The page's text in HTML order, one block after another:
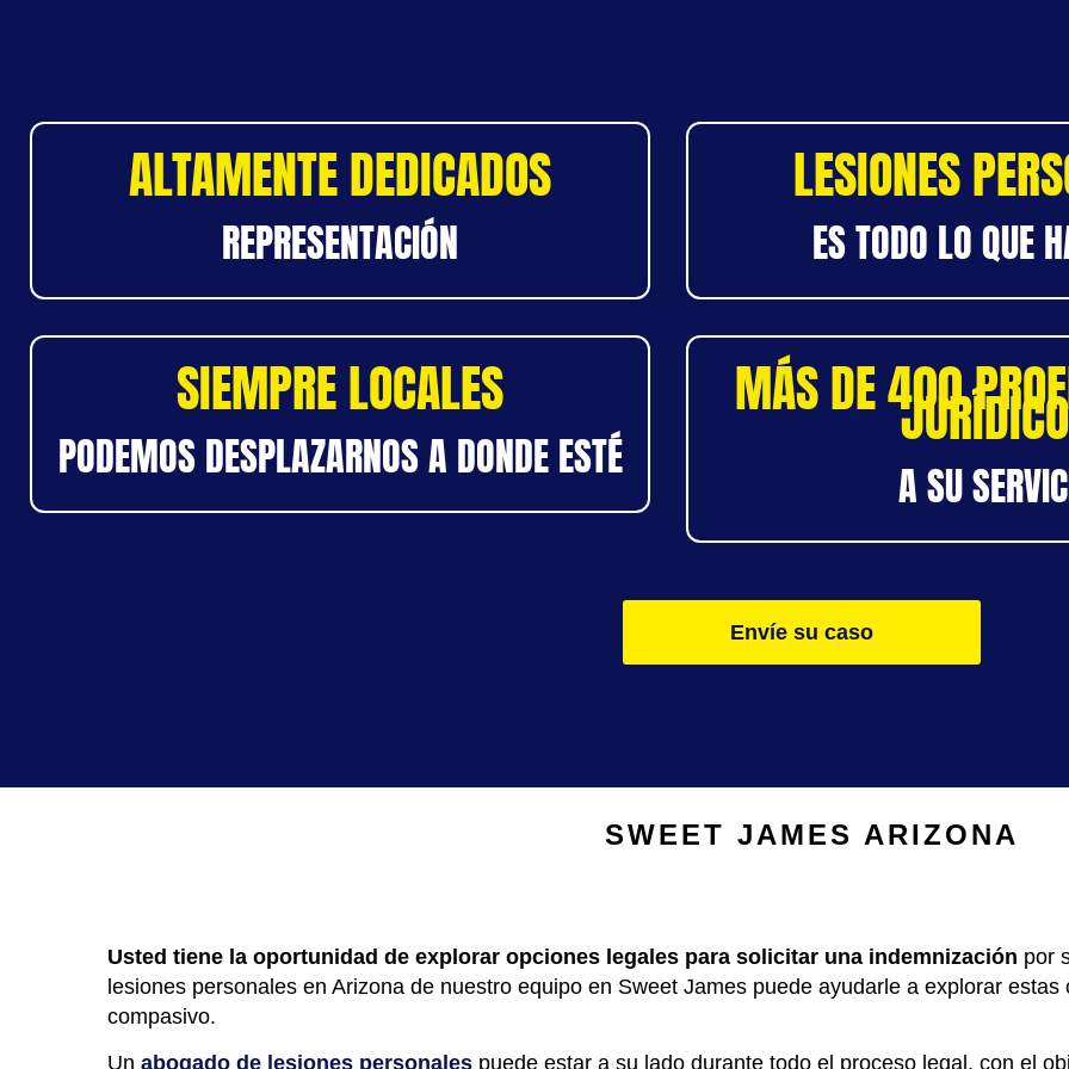
ALTAMENTE DEDICADOS
REPRESENTACIÓN
LESIONES
ES TODO LO QUE
SIEMPRE LOCALES
PODEMOS DESPLAZARNOS A DONDE ESTÉ
MÁS DE 400
A SU
Envíe su caso
SWEET JAMES ARIZONA
Usted tiene la oportunidad de explorar opciones legales para solicitar una indemnización por
lesiones personales en Arizona de nuestro equipo en Sweet James puede ayudarle a explorar
compasivo.
Un abogado de lesiones personales puede estar a su lado durante todo el proceso legal, con el